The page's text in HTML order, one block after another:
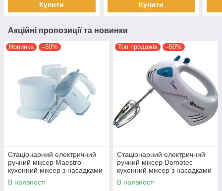
Купити Купити
Акційні пропозиції та новинки
Новинка –50%
Стаціонарний електричний
ручний міксер Maestro
кухонний міксер з насадками
для замішування крутого
тіста
В наявності
Топ продажів –50%
Стаціонарний електричний
ручний міксер Domotec
кухонний міксер з насадками
для замішування крутого
тіста
В наявності